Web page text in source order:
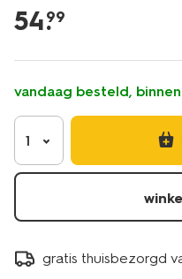
slapen/slapen/
200x200%2F220cm-
katoen-
percal-
wit-
5790216.html
54.
99
vandaag besteld,
1
gratis thuisbezorgd